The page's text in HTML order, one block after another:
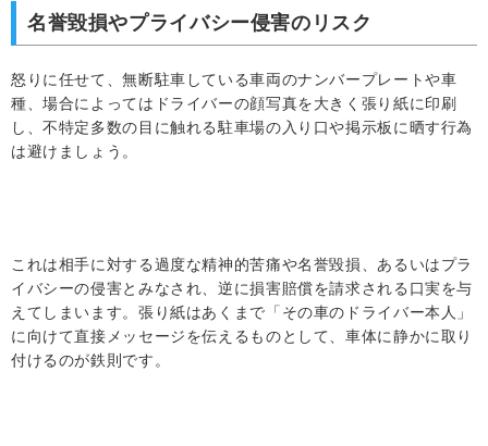
名誉毀損やプライバシー侵害のリスク
怒りに任せて、無断駐車している車両のナンバープレートや車
種、場合によってはドライバーの顔写真を大きく張り紙に印刷
し、不特定多数の目に触れる駐車場の入り口や掲示板に晒す行為
は避けましょう。
これは相手に対する過度な精神的苦痛や名誉毀損、あるいはプラ
イバシーの侵害とみなされ、逆に損害賠償を請求される口実を与
えてしまいます。張り紙はあくまで「その車のドライバー本人」
に向けて直接メッセージを伝えるものとして、車体に静かに取り
付けるのが鉄則です。